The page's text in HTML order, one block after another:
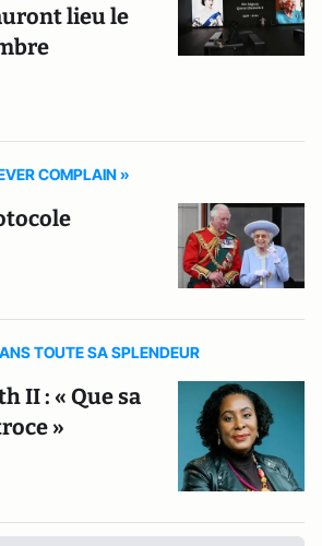
lieu le
COMPLAIN »
TOUTE SA SPLENDEUR
II : « Que sa
»